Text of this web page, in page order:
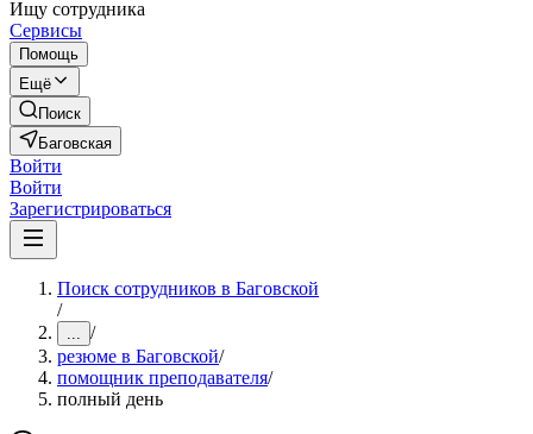
Ищу сотрудника
Сервисы
Помощь
Ещё
Поиск
Баговская
Войти
Войти
Зарегистрироваться
Поиск сотрудников в Баговской
/
... /
резюме в Баговской/
помощник преподавателя/
полный день